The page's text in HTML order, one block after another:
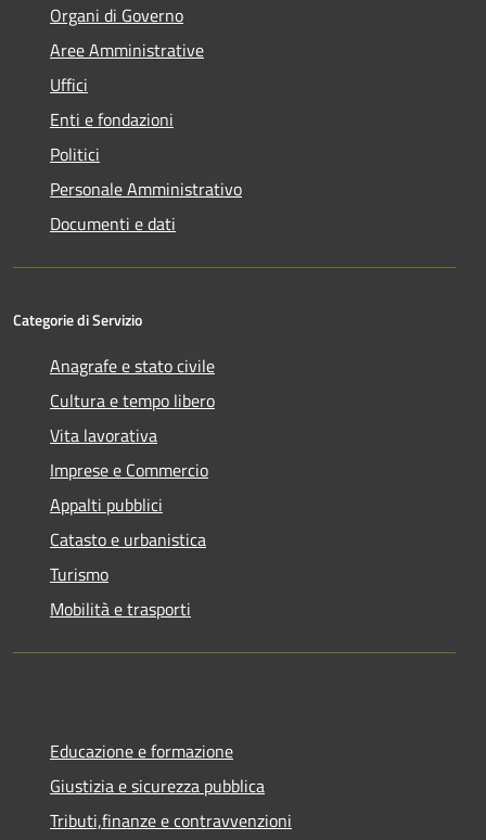
Organi di Governo
Aree Amministrative
Uffici
Enti e fondazioni
Politici
Personale Amministrativo
Documenti e dati
Categorie di Servizio
Anagrafe e stato civile
Cultura e tempo libero
Vita lavorativa
Imprese e Commercio
Appalti pubblici
Catasto e urbanistica
Turismo
Mobilità e trasporti
Educazione e formazione
Giustizia e sicurezza pubblica
Tributi,finanze e contravvenzioni